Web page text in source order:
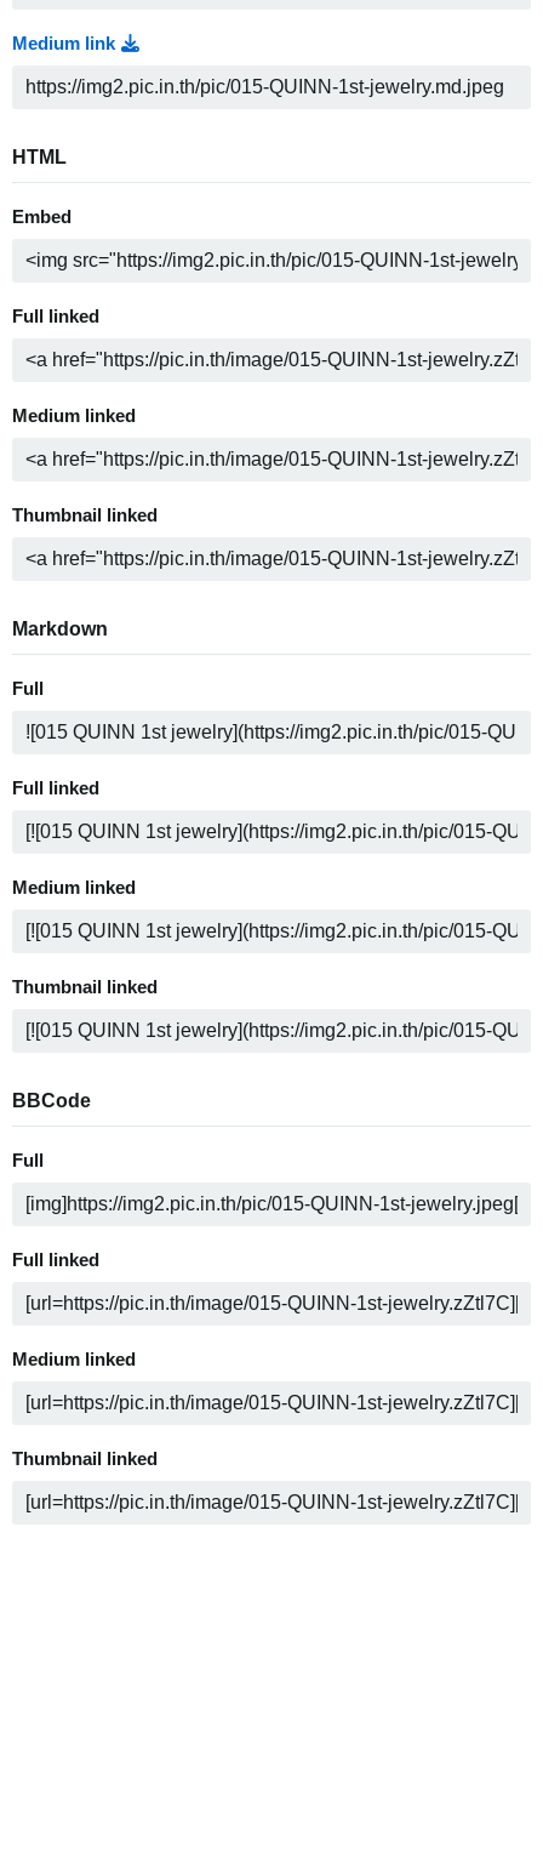
Medium link
HTML
Embed
Full linked
Medium linked
Thumbnail linked
Markdown
Full
Full linked
Medium linked
Thumbnail linked
BBCode
Full
Full linked
Medium linked
Thumbnail linked